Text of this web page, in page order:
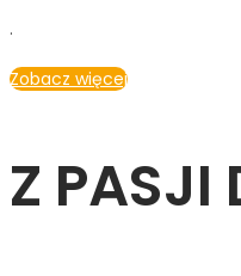
.
Zobacz więcej
Z PASJI